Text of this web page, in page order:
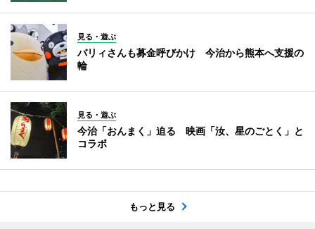
見る・遊ぶ
バリィさんも募金呼びかけ 今治から熊本へ支援の
輪
見る・遊ぶ
今治「おんまく」迫る 映画「汝、星のごとく」と
コラボ
もっと見る